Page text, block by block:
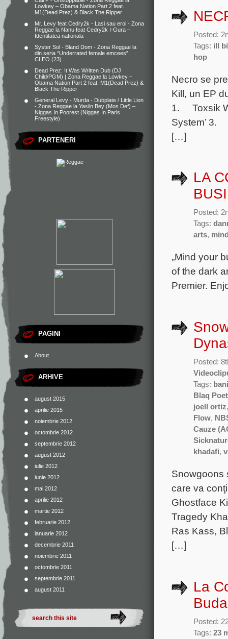
Lowkey – Obama Nation Part 2 feat.
M1(Dead Prez) & Black The Ripper
Mr. Levy feat Cedry2k - Lasi sau eroi - Zona
Reggae la Nanu feat Cedry2k I-Gura –
Identitatea nationala
Syster Sol - Bland Dom - Zona Reggae la
din seria “Underrated female emcees”:
CLEO (23)
Dead Prez: It Was Written Dub (DJ
Child/PGM) | Zona Reggae la Lowkey –
Obama Nation Part 2 feat. M1(Dead Prez) &
Black The Ripper
General Levy - Murda - Dubplate / Little Lion
- Zona Reggae la Yasiin Bey (Mos Def) –
Niggas In Poorest (Niggas In Paris
Freestyle)
PARTENERI
PAGINI
About
ARHIVE
august 2015
aprilie 2015
noiembrie 2012
octombrie 2012
septembrie 2012
august 2012
iulie 2012
iunie 2012
mai 2012
aprilie 2012
martie 2012
februarie 2012
ianuarie 2012
decembrie 2011
noiembrie 2011
octombrie 2011
septembrie 2011
august 2011
Posted:
Tags: ill
hop
Necro se
Kill, un EP
1. Toxsik
System’ 3.
[…]
LA
Posted:
Tags:
arts,
„Mind your
of the dark
Premier.
Posted:
Tags:
Blaq Poet
joell ortiz
Flow,
Cauze
khadafi,
Snowgoons
care va
Ghostface
Tragedy
Ras Kass,
[…]
La
Posted:
Tags: 23